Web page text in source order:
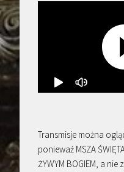
Transmisje można
ponieważ MSZA
ŻYWYM BOGIEM, a